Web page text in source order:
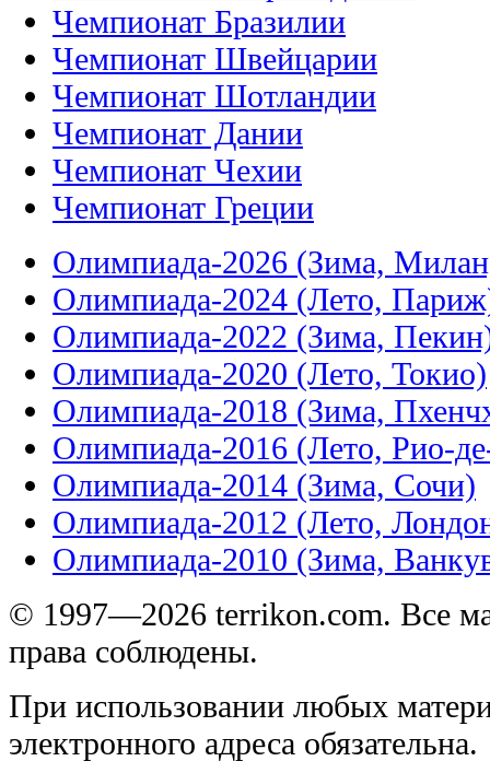
Чемпионат Бразилии
Чемпионат Швейцарии
Чемпионат Шотландии
Чемпионат Дании
Чемпионат Чехии
Чемпионат Греции
Олимпиада-2026 (Зима,
Олимпиада-2024 (Лето,
Олимпиада-2022 (Зима,
Олимпиада-2020 (Лето, Токио)
Олимпиада-2018 (Зима,
Олимпиада-2016 (Лето, Рио-
Олимпиада-2014 (Зима, Сочи)
Олимпиада-2012 (Лето,
Олимпиада-2010 (Зима,
© 1997—2026 terrikon.com. Все
права соблюдены.
При использовании любых
электронного адреса обязательна.